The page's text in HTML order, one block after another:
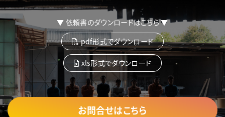
▼ 依頼書のダウンロードはこちら ▼
pdf形式でダウンロード
xls形式でダウンロード
お問合せはこちら